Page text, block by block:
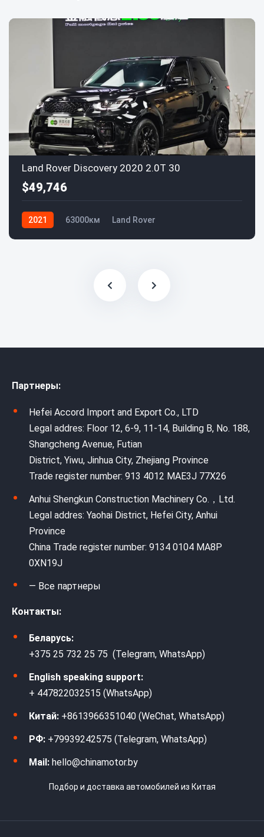
Land Rover Discovery 2020 2.0T 30
$49,746
2021 63000км Land Rover
Партнеры:
Hefei Accord Import and Export Co., LTD
Legal addres: Floor 12, 6-9, 11-14, Building B, No. 188,
Shangcheng Avenue, Futian
District, Yiwu, Jinhua City, Zhejiang Province
Trade register number: 913 4012 MAE3J 77X26
Anhui Shengkun Construction Machinery Co.，Ltd.
Legal addres: Yaohai District, Hefei City, Anhui
Province
China Trade register number: 9134 0104 MA8P
0XN19J
— Все партнеры
Контакты:
Беларусь:
+375 25 732 25 75 (Telegram, WhatsApp)
English speaking support:
+ 447822032515 (WhatsApp)
Китай: +8613966351040 (WeChat, WhatsApp)
РФ: +79939242575 (Telegram, WhatsApp)
Mail: hello@chinamotor.by
Подбор и доставка автомобилей из Китая